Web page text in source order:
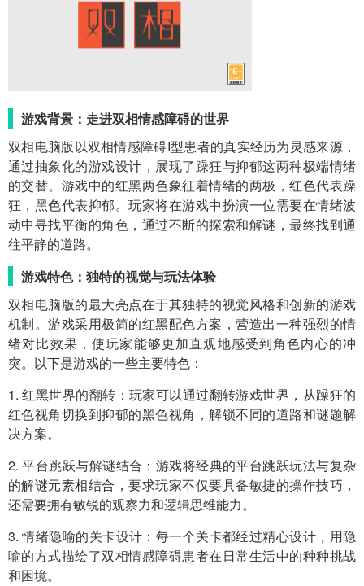
游戏背景：走进双相情感障碍的世界
双相电脑版以双相情感障碍I型患者的真实经历为灵感来源，
通过抽象化的游戏设计，展现了躁狂与抑郁这两种极端情绪
的交替。游戏中的红黑两色象征着情绪的两极，红色代表躁
狂，黑色代表抑郁。玩家将在游戏中扮演一位需要在情绪波
动中寻找平衡的角色，通过不断的探索和解谜，最终找到通
往平静的道路。
游戏特色：独特的视觉与玩法体验
双相电脑版的最大亮点在于其独特的视觉风格和创新的游戏
机制。游戏采用极简的红黑配色方案，营造出一种强烈的情
绪对比效果，使玩家能够更加直观地感受到角色内心的冲
突。以下是游戏的一些主要特色：
1. 红黑世界的翻转：玩家可以通过翻转游戏世界，从躁狂的
红色视角切换到抑郁的黑色视角，解锁不同的道路和谜题解
决方案。
2. 平台跳跃与解谜结合：游戏将经典的平台跳跃玩法与复杂
的解谜元素相结合，要求玩家不仅要具备敏捷的操作技巧，
还需要拥有敏锐的观察力和逻辑思维能力。
3. 情绪隐喻的关卡设计：每一个关卡都经过精心设计，用隐
喻的方式描绘了双相情感障碍患者在日常生活中的种种挑战
和困境。